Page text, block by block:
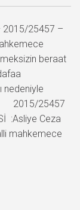
2015/25457 –
beraat
nedeniyle
2015/25457
:Asliye Ceza
mahkemece